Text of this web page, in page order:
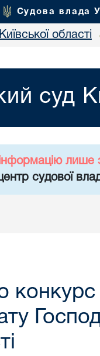
Судова влада
області
суд
лише
судової